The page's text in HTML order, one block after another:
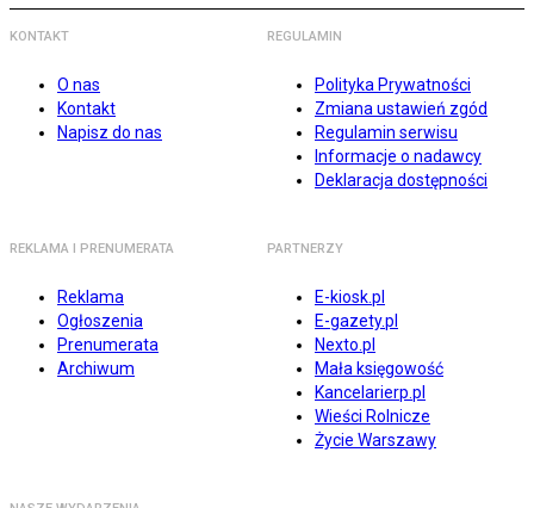
KONTAKT
O nas
Kontakt
Napisz do nas
REGULAMIN
Polityka Prywatności
Zmiana ustawień zgód
Regulamin serwisu
Informacje o nadawcy
Deklaracja dostępności
REKLAMA I PRENUMERATA
Reklama
Ogłoszenia
Prenumerata
Archiwum
PARTNERZY
E-kiosk.pl
E-gazety.pl
Nexto.pl
Mała księgowość
Kancelarierp.pl
Wieści Rolnicze
Życie Warszawy